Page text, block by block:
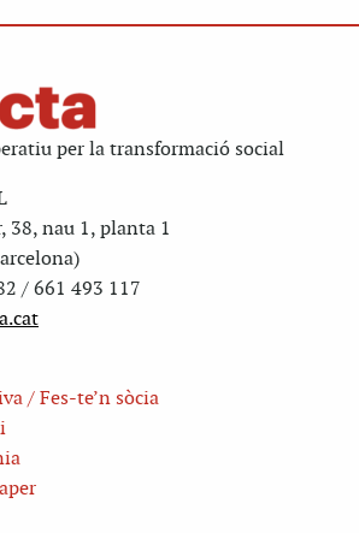
per la transformació social
38, nau 1, planta 1
/ 661 493 117
/ Fes-te’n sòcia